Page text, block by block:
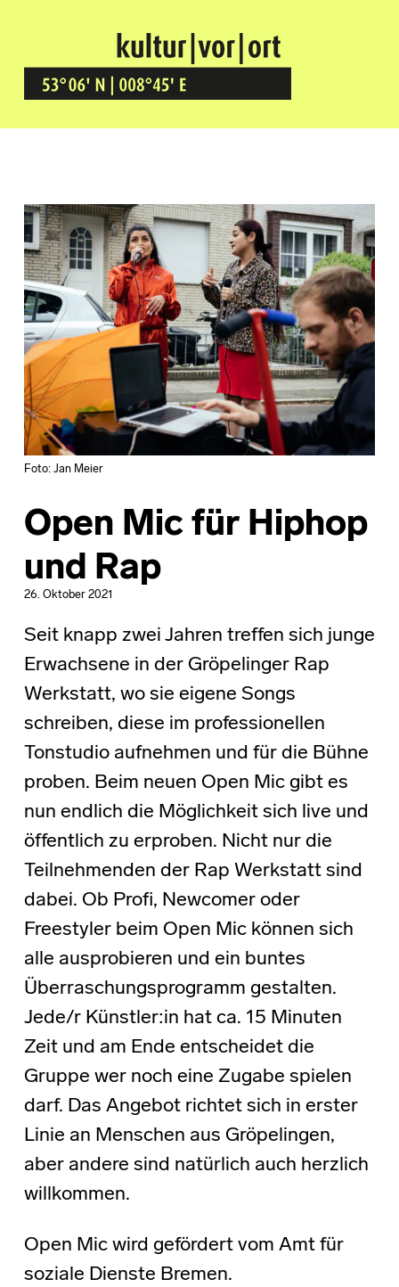
Kultur Vor Ort
BREMEN GRÖPELINGEN
Foto: Jan Meier
Open Mic für Hiphop
und Rap
26. Oktober 2021
Seit knapp zwei Jahren treffen sich junge
Erwachsene in der Gröpelinger Rap
Werkstatt, wo sie eigene Songs
schreiben, diese im professionellen
Tonstudio aufnehmen und für die Bühne
proben. Beim neuen Open Mic gibt es
nun endlich die Möglichkeit sich live und
öffentlich zu erproben. Nicht nur die
Teilnehmenden der Rap Werkstatt sind
dabei. Ob Profi, Newcomer oder
Freestyler beim Open Mic können sich
alle ausprobieren und ein buntes
Überraschungsprogramm gestalten.
Jede/r Künstler:in hat ca. 15 Minuten
Zeit und am Ende entscheidet die
Gruppe wer noch eine Zugabe spielen
darf. Das Angebot richtet sich in erster
Linie an Menschen aus Gröpelingen,
aber andere sind natürlich auch herzlich
willkommen.
Open Mic wird gefördert vom Amt für
soziale Dienste Bremen.